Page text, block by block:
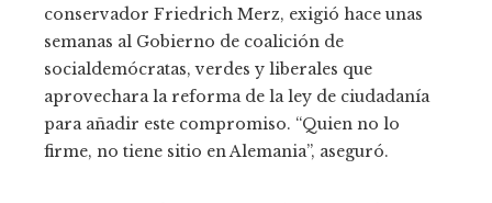
conservador Friedrich Merz, exigió hace unas
semanas al Gobierno de coalición de
socialdemócratas, verdes y liberales que
aprovechara la reforma de la ley de ciudadanía
para añadir este compromiso. “Quien no lo
firme, no tiene sitio en Alemania”, aseguró.